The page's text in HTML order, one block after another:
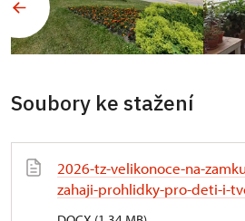
Soubory ke stažení
2026-tz-velikonoce-na-
zahaji-prohlidky-pro-deti-i-